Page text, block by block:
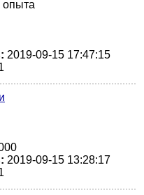
опыта
2019-09-15 17:47:15
2019-09-15 13:28:17